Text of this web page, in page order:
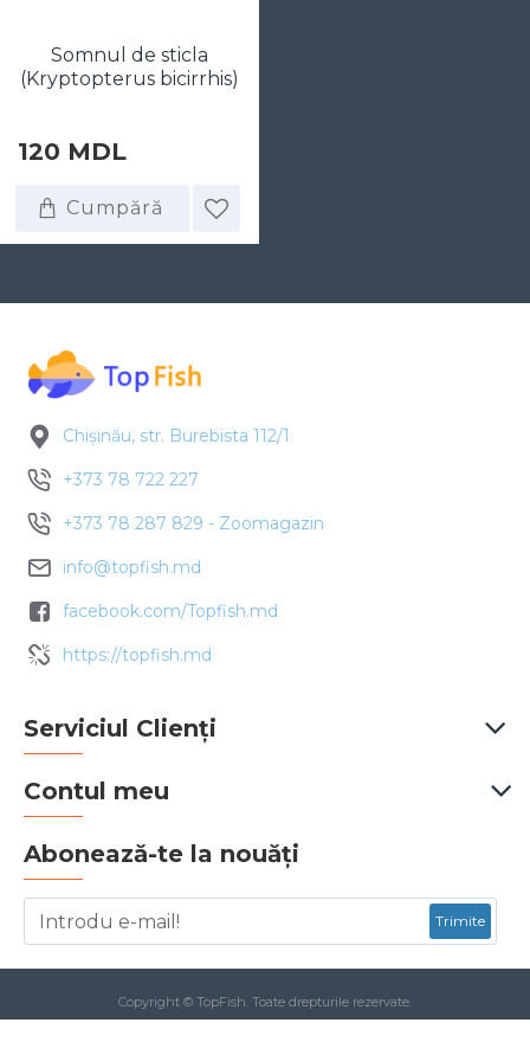
Somnul de sticla
(Kryptopterus bicirrhis)
120 MDL
Cumpără
Chișinău, str. Burebista 112/1
+373 78 722 227
+373 78 287 829 - Zoomagazin
info@topfish.md
facebook.com/Topfish.md
https://topfish.md
Serviciul Clienți
Contul meu
Abonează-te la nouăți
Trimite
Copyright © TopFish. Toate drepturile rezervate.